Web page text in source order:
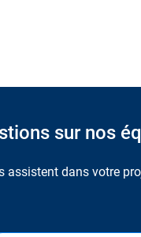
sur nos
assistent dans votre